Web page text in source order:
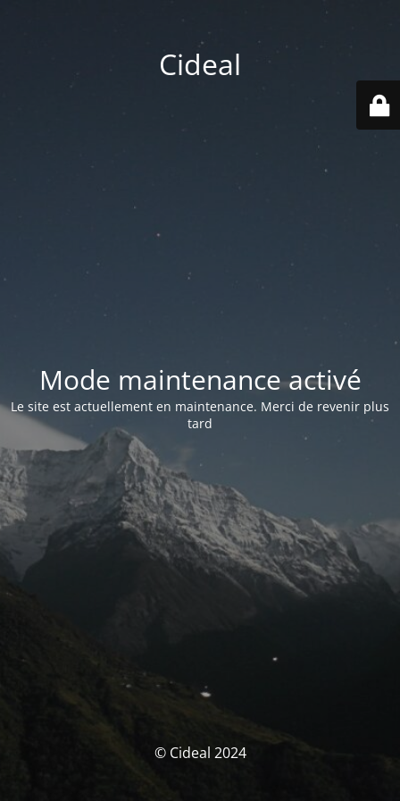
Cideal
Mode maintenance activé
Le site est actuellement en maintenance. Merci de revenir plus
tard
© Cideal 2024